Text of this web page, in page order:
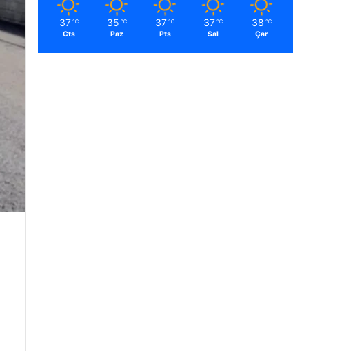
37 ℃
Cts
35 ℃
Paz
37 ℃
Pts
37 ℃
Sal
38 ℃
Çar